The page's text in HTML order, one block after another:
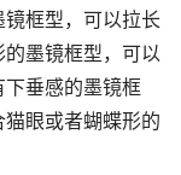
框型，可以拉长
墨镜框型，可以
垂感的墨镜框
眼或者蝴蝶形的